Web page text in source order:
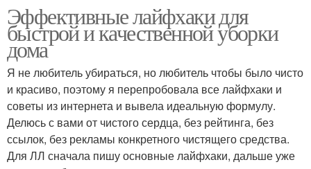
Эффективные лайфхаки для
быстрой и качественной уборки
дома
Я не любитель убираться, но любитель чтобы было чисто
и красиво, поэтому я перепробовала все лайфхаки и
советы из интернета и вывела идеальную формулу.
Делюсь с вами от чистого сердца, без рейтинга, без
ссылок, без рекламы конкретного чистящего средства.
Для ЛЛ сначала пишу основные лайфхаки, дальше уже